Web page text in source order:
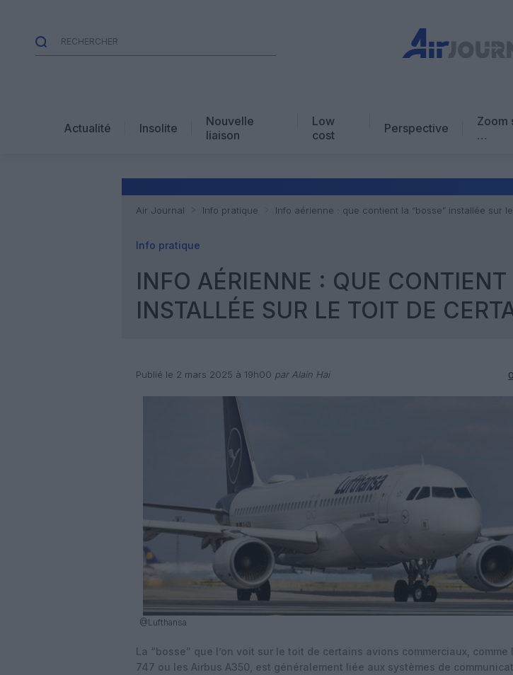
Actualité Insolite
Nouvelle
liaison
Low
cost
Perspective
Zoom
…
Avis
Air Journal Info pratique Info aérienne : que contient la “bosse” installée sur
Info pratique
INFO AÉRIENNE : QUE CONTIENT
INSTALLÉE SUR LE TOIT DE
Publié le 2 mars 2025 à 19h00 par Alain Hai
@Lufthansa
La “bosse” que l’on voit sur le toit de certains avions commerciaux, comme
747 ou les Airbus A350, est généralement liée aux systèmes de